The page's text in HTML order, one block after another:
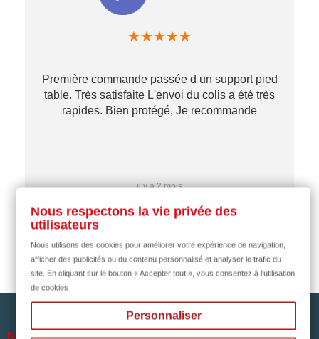
★★★★★
Première commande passée d un support pied
table. Très satisfaite L'envoi du colis a été très
rapides. Bien protégé, Je recommande
il y a 2 mois
NOTRE SOCIÉTÉ
Nous respectons la vie privée des
utilisateurs
Nous utilisons des cookies pour améliorer votre expérience de navigation,
afficher des publicités ou du contenu personnalisé et analyser le trafic du
site. En cliquant sur le bouton « Accepter tout », vous consentez à l'utilisation
de cookies
Personnaliser